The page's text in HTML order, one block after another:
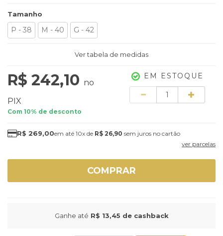
Tamanho
P - 38 M - 40 G - 42
Ver tabela de medidas
R$ 242,10 no
PIX
Com 10% de desconto
EM ESTOQUE
R$ 269,00 10x de R$ 26,90 sem juros
ver parcelas
COMPRAR
Ganhe até R$ 13,45 de cashback